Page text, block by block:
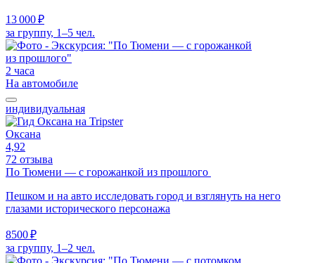
13 000 ₽
за группу, 1–5 чел.
2 часа
На автомобиле
индивидуальная
Оксана
4,92
72 отзыва
По Тюмени — с горожанкой из прошлого
Пешком и на авто исследовать город и взглянуть на него
глазами исторического персонажа
8500 ₽
за группу, 1–2 чел.